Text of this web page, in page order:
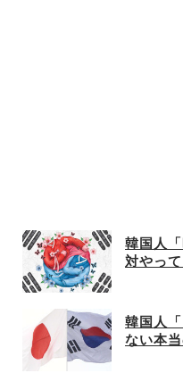
韓国人
対やっ
韓国人
ない本